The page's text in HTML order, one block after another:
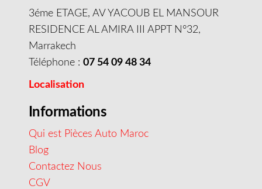
3éme ETAGE, AV YACOUB EL MANSOUR
RESIDENCE AL AMIRA III APPT N°32,
Marrakech
Téléphone : 07 54 09 48 34
Localisation
Informations
Qui est Pièces Auto Maroc
Blog
Contactez Nous
CGV